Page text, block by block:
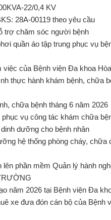
22/0,4 KV
28A-00119 theo yêu cầu
trợ chăm sóc người bệnh
quần áo tập trung phục vụ
việc của Bệnh viện Đa khoa
thực hành khám bệnh, chữa
chữa bệnh tháng 6 năm 2026
vụ công tác khám chữa
dưỡng cho bệnh nhân
hệ thống phòng cháy, chữa
phần mềm Quản lý hành
năm 2026 tại Bệnh viện Đa
xe đưa đón cán bộ của Bệnh